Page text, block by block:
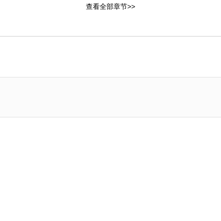
查看全部章节>>